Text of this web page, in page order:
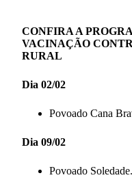
CONFIRA A
VACINAÇÃO
RURAL
Dia 02/02
Povoado Cana
Dia 09/02
Povoado Soledade.